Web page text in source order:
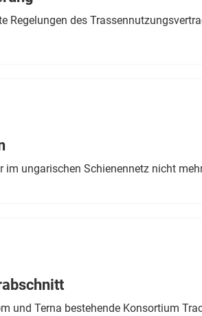
des
ungarischen Schienennetz nicht
und Terna bestehende Konsortium